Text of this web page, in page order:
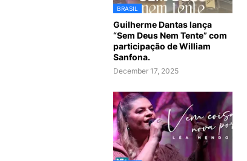
BRASIL
Guilherme Dantas lança
“Sem Deus Nem Tente” com
participação de William
Sanfona.
December 17, 2025